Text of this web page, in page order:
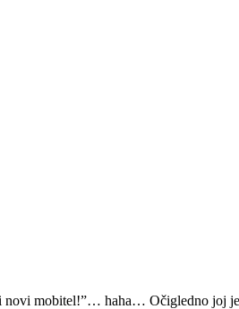
mobitel!”… haha… Očigledno joj